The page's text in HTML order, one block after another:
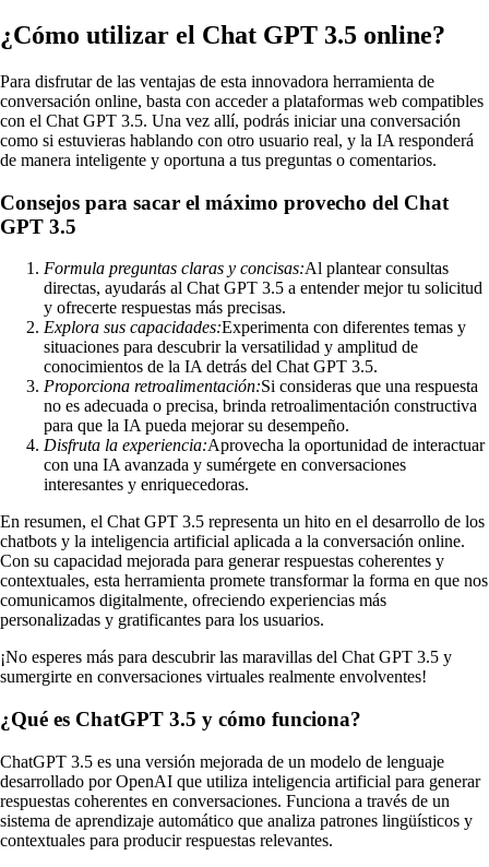
¿Cómo utilizar el Chat GPT 3.5 online?
Para disfrutar de las ventajas de esta innovadora herramienta de
conversación online, basta con acceder a plataformas web compatibles
con el Chat GPT 3.5. Una vez allí, podrás iniciar una conversación
como si estuvieras hablando con otro usuario real, y la IA responderá
de manera inteligente y oportuna a tus preguntas o comentarios.
Consejos para sacar el máximo provecho del Chat
GPT 3.5
Formula preguntas claras y concisas:Al plantear consultas
directas, ayudarás al Chat GPT 3.5 a entender mejor tu solicitud
y ofrecerte respuestas más precisas.
Explora sus capacidades:Experimenta con diferentes temas y
situaciones para descubrir la versatilidad y amplitud de
conocimientos de la IA detrás del Chat GPT 3.5.
Proporciona retroalimentación:Si consideras que una respuesta
no es adecuada o precisa, brinda retroalimentación constructiva
para que la IA pueda mejorar su desempeño.
Disfruta la experiencia:Aprovecha la oportunidad de interactuar
con una IA avanzada y sumérgete en conversaciones
interesantes y enriquecedoras.
En resumen, el Chat GPT 3.5 representa un hito en el desarrollo de los
chatbots y la inteligencia artificial aplicada a la conversación online.
Con su capacidad mejorada para generar respuestas coherentes y
contextuales, esta herramienta promete transformar la forma en que nos
comunicamos digitalmente, ofreciendo experiencias más
personalizadas y gratificantes para los usuarios.
¡No esperes más para descubrir las maravillas del Chat GPT 3.5 y
sumergirte en conversaciones virtuales realmente envolventes!
¿Qué es ChatGPT 3.5 y cómo funciona?
ChatGPT 3.5 es una versión mejorada de un modelo de lenguaje
desarrollado por OpenAI que utiliza inteligencia artificial para generar
respuestas coherentes en conversaciones. Funciona a través de un
sistema de aprendizaje automático que analiza patrones lingüísticos y
contextuales para producir respuestas relevantes.